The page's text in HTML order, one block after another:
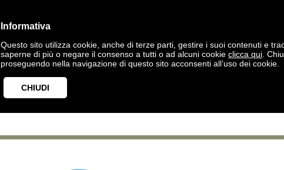
Informativa
Questo sito utilizza cookie, anche di terze parti, gestire i suoi contenuti e
saperne di più o negare il consenso a tutti o ad alcuni cookie clicca qui .
proseguendo nella navigazione di questo sito acconsenti all’uso dei cookie.
CHIUDI